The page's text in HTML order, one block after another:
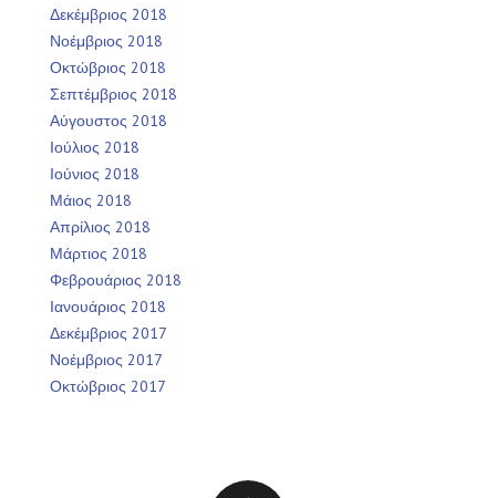
Δεκέμβριος 2018
Νοέμβριος 2018
Οκτώβριος 2018
Σεπτέμβριος 2018
Αύγουστος 2018
Ιούλιος 2018
Ιούνιος 2018
Μάιος 2018
Απρίλιος 2018
Μάρτιος 2018
Φεβρουάριος 2018
Ιανουάριος 2018
Δεκέμβριος 2017
Νοέμβριος 2017
Οκτώβριος 2017